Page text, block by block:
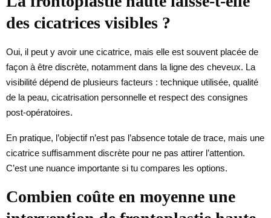
des cicatrices visibles ?
Oui, il peut y avoir une cicatrice, mais elle est souvent placée de
façon à être discrète, notamment dans la ligne des cheveux. La
visibilité dépend de plusieurs facteurs : technique utilisée, qualité
de la peau, cicatrisation personnelle et respect des consignes
post-opératoires.
En pratique, l’objectif n’est pas l’absence totale de trace, mais une
cicatrice suffisamment discrète pour ne pas attirer l’attention.
C’est une nuance importante si tu compares les options.
Combien coûte en moyenne une